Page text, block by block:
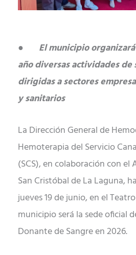
● El municipio
año diversas actividades
dirigidas a sectores
y sanitarios
La Dirección General de
Hemoterapia del Servicio
(SCS), en colaboración con
San Cristóbal de La Laguna,
jueves 19 de junio, en el
municipio será la sede oficial
Donante de Sangre en 2026.